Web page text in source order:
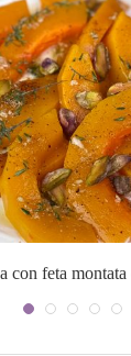
con feta montata